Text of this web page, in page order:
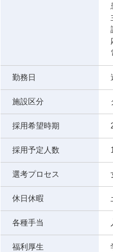
勤務日
施設区分
採用希望時期
採用予定人数
選考プロセス
休日休暇
各種手当
福利厚生